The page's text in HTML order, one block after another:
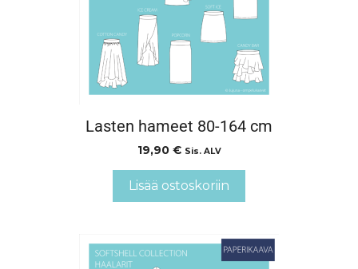
Lasten hameet 80-164 cm
19,90 € Sis. ALV
Lisää ostoskoriin